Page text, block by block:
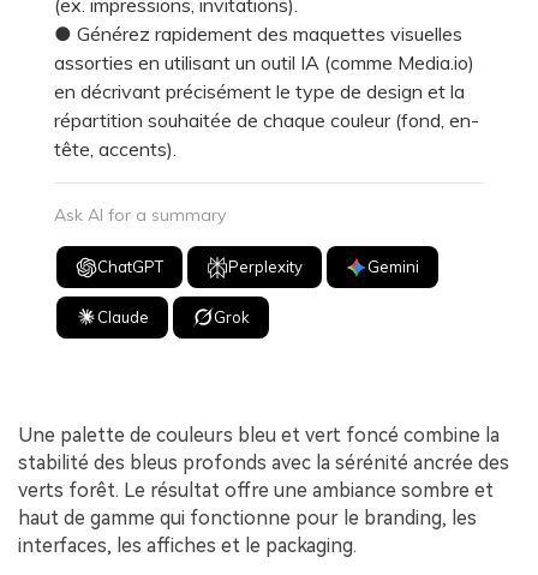
(ex. impressions, invitations).
● Générez rapidement des maquettes visuelles
assorties en utilisant un outil IA (comme Media.io)
en décrivant précisément le type de design et la
répartition souhaitée de chaque couleur (fond, en-
tête, accents).
Ask AI for a summary
ChatGPT Perplexity Gemini
Claude Grok
Une palette de couleurs bleu et vert foncé combine la
stabilité des bleus profonds avec la sérénité ancrée des
verts forêt. Le résultat offre une ambiance sombre et
haut de gamme qui fonctionne pour le branding, les
interfaces, les affiches et le packaging.